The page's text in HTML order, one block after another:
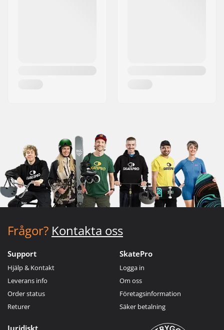
Frågor? Kontakta oss
Support
Hjälp & Kontakt
Leverans info
Order status
Returer
SkatePro
Logga in
Om oss
Företagsinformation
Säker betalning
Juridiskt